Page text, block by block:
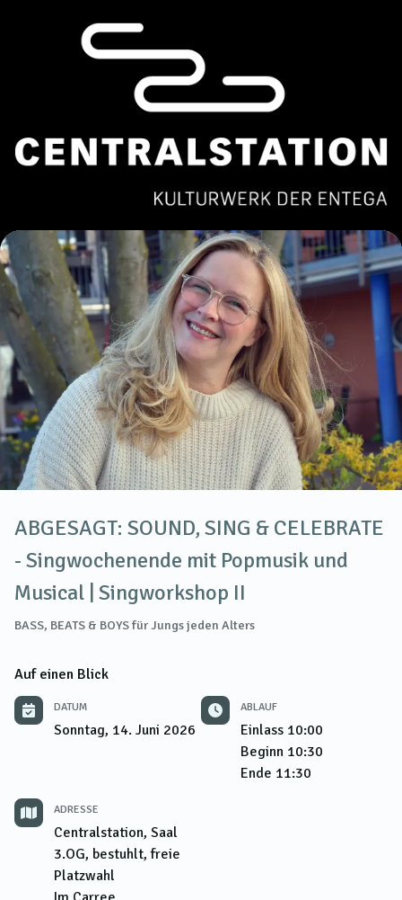
ABGESAGT: SOUND, SING & CELEBRATE
- Singwochenende mit Popmusik und
Musical | Singworkshop II
BASS, BEATS & BOYS für Jungs jeden Alters
Auf einen Blick
DATUM
Sonntag, 14. Juni 2026
ABLAUF
Einlass 10:00
Beginn 10:30
Ende 11:30
ADRESSE
Centralstation, Saal
3.OG, bestuhlt, freie
Platzwahl